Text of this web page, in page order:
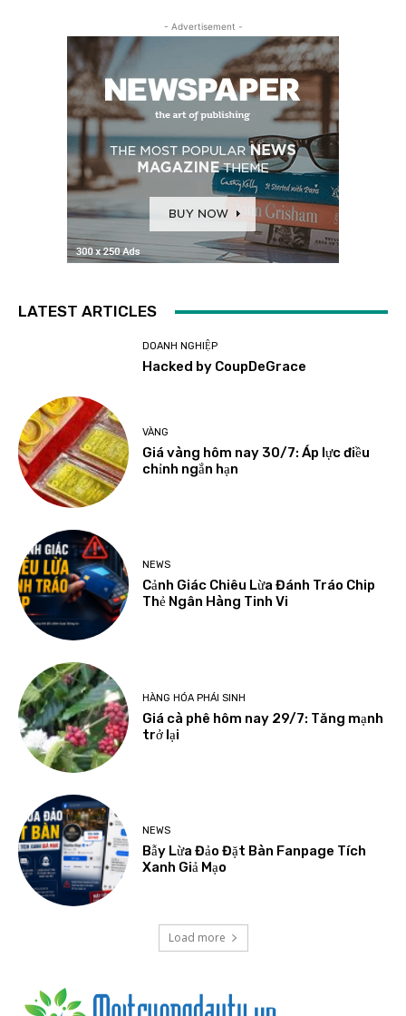
- Advertisement -
LATEST ARTICLES
DOANH NGHIỆP
Hacked by CoupDeGrace
VÀNG
Giá vàng hôm nay 30/7: Áp lực điều
chỉnh ngắn hạn
NEWS
Cảnh Giác Chiêu Lừa Đánh Tráo Chip
Thẻ Ngân Hàng Tinh Vi
HÀNG HÓA PHÁI SINH
Giá cà phê hôm nay 29/7: Tăng mạnh
trở lại
NEWS
Bẫy Lừa Đảo Đặt Bàn Fanpage Tích
Xanh Giả Mạo
Load more